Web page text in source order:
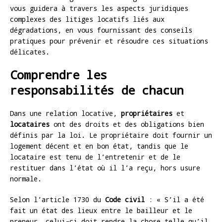
vous guidera à travers les aspects juridiques
complexes des litiges locatifs liés aux
dégradations, en vous fournissant des conseils
pratiques pour prévenir et résoudre ces situations
délicates.
Comprendre les
responsabilités de chacun
Dans une relation locative, propriétaires et
locataires ont des droits et des obligations bien
définis par la loi. Le propriétaire doit fournir un
logement décent et en bon état, tandis que le
locataire est tenu de l’entretenir et de le
restituer dans l’état où il l’a reçu, hors usure
normale.
Selon l’article 1730 du Code civil : « S’il a été
fait un état des lieux entre le bailleur et le